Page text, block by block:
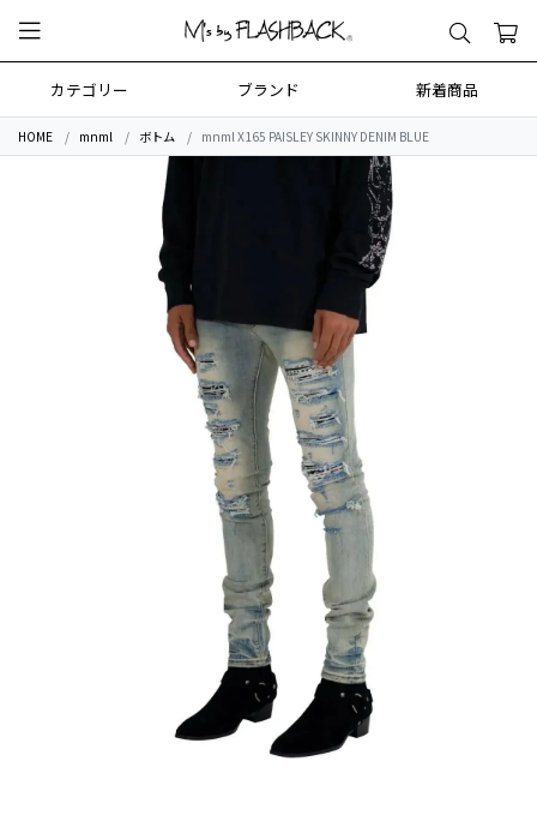
カテゴリー ブランド 新着商品
HOME mnml ボトム mnml X165 PAISLEY SKINNY DENIM BLUE